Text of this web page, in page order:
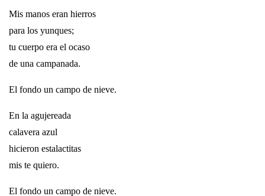
Mis manos eran hierros
para los yunques;
tu cuerpo era el ocaso
de una campanada.
El fondo un campo de nieve.
En la agujereada
calavera azul
hicieron estalactitas
mis te quiero.
El fondo un campo de nieve.